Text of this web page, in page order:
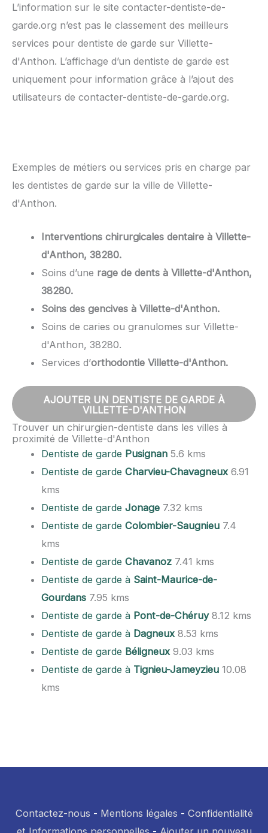
L’information sur le site contacter-dentiste-de-
garde.org n’est pas le classement des meilleurs
services pour dentiste de garde sur Villette-
d'Anthon. L’affichage d’un dentiste de garde est
uniquement pour information grâce à l’ajout des
utilisateurs de contacter-dentiste-de-garde.org.
Exemples de métiers ou services pris en charge par
les dentistes de garde sur la ville de Villette-
d'Anthon.
Interventions chirurgicales dentaire à Villette-
d'Anthon, 38280.
Soins d’une rage de dents à Villette-d'Anthon,
38280.
Soins des gencives à Villette-d'Anthon.
Soins de caries ou granulomes sur Villette-
d'Anthon, 38280.
Services d’orthodontie Villette-d'Anthon.
AJOUTER UN DENTISTE DE GARDE À
VILLETTE-D'ANTHON
Trouver un chirurgien-dentiste dans les villes à
proximité de Villette-d'Anthon
Dentiste de garde Pusignan 5.6 kms
Dentiste de gardeCharvieu-Chavagneux6.91
kms
Dentiste de gardeJonage 7.32 kms
Dentiste de gardeColombier-Saugnieu 7.4
kms
Dentiste de gardeChavanoz 7.41 kms
Dentiste de garde à Saint-Maurice-de-
Gourdans 7.95 kms
Dentiste de garde à Pont-de-Chéruy8.12 kms
Dentiste de garde à Dagneux8.53 kms
Dentiste de garde Béligneux9.03 kms
Dentiste de garde à Tignieu-Jameyzieu 10.08
kms
Contactez-nous - Mentions légales - Confidentialité